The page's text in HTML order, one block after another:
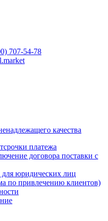
707-54-78
качества
платежа
договора поставки с
юридических лиц
по привлечению клиентов)